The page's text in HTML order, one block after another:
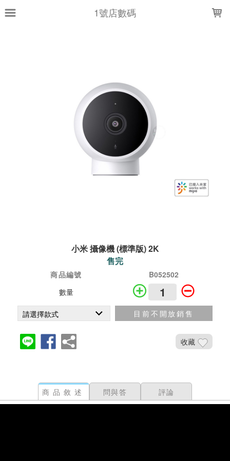
1號店數碼
小米 攝像機 (標準版) 2K
售完
商品編號
B052502
數量
目前不開放銷售
收藏
商品敘述 問與答 評論